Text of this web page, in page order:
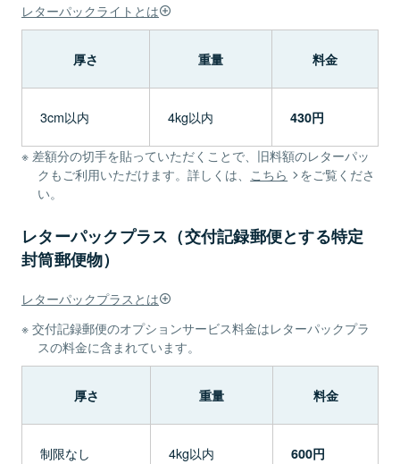
レターパックライトとは
厚さ 重量 料金
3cm以内 4kg以内 430円
差額分の切手を貼っていただくことで、旧料額のレターパッ
クもご利用いただけます。詳しくは、 こちら
をご覧くださ
い。
レターパックプラス（交付記録郵便とする特定
封筒郵便物）
レターパックプラスとは
交付記録郵便のオプションサービス料金はレターパックプラ
スの料金に含まれています。
厚さ 重量 料金
制限なし 4kg以内 600円